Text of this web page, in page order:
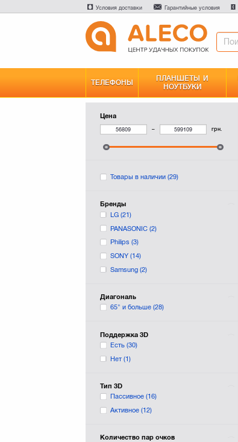
Условия доставки Гарантийные условия
ТЕЛЕФОНЫ
ПЛАНШЕТЫ И
НОУТБУКИ
Цена
– грн.
Товары в наличии(29)
Бренды
LG(21)
PANASONIC(2)
Philips(3)
SONY(14)
Samsung(2)
Диагональ
65" и больше(28)
Поддержка 3D
Есть(30)
Нет(1)
Тип 3D
Пассивное(16)
Активное(12)
Количество пар очков